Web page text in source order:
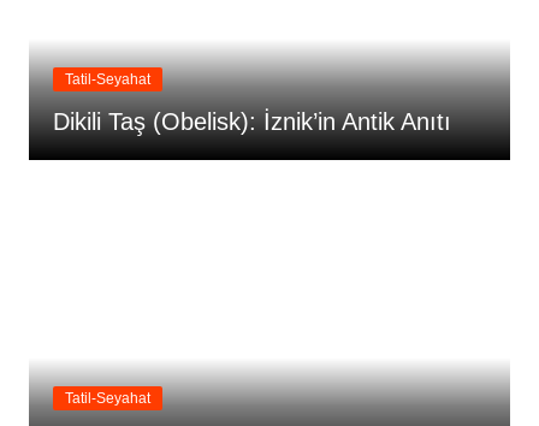
Tatil-Seyahat
Dikili Taş (Obelisk): İznik’in Antik Anıtı
Tatil-Seyahat